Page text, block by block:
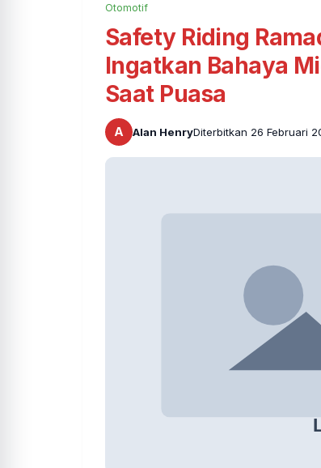
Otomotif
Safety Riding
Ingatkan Bahaya
Saat Puasa
A Alan HenryDiterbitkan 26 Februari